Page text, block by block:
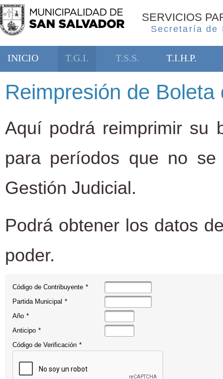
SERVICIOS
Secretaría de
INICIO T.G.I. T.S.S. T.I.H.P.
Reimpresión de
Aquí podrá reimprimir su
para períodos que no
Gestión Judicial.
Podrá obtener los datos
poder.
Código de Contribuyente *
Partida Municipal *
Año *
Anticipo *
Código de Verificación *